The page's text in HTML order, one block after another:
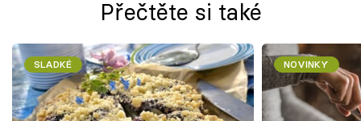
Přečtěte si také
SLADKÉ NOVINKY